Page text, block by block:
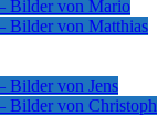
Bilder von Mario
Bilder von Matthias
Bilder von Jens
Bilder von Christoph